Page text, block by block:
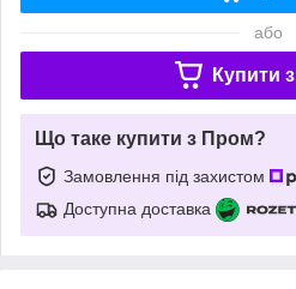
або
Купити з
Що таке купити з Пром?
Замовлення під захистом
Доступна доставка